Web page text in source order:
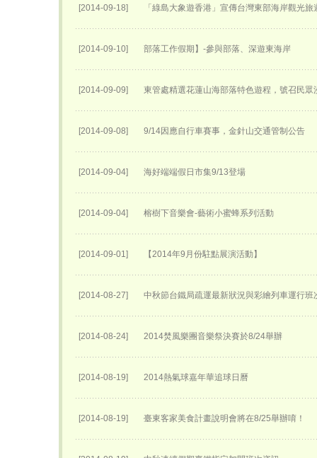
[2014-09-18] 「綠島大象遊香港」宣傳台灣東部海岸觀光
[2014-09-10] 部落工作假期】-參與部落、深遊東海岸
[2014-09-09] 東管處精選花蓮山海部落特色遊程，號召民
[2014-09-08] 9/14因應自行車賽事，金針山交通管制公告
[2014-09-04] 海好端端假日市集9/13登場
[2014-09-04] 榕樹下音樂會-藝術小蜜蜂系列活動
[2014-09-01] 【2014年9月份駐點展演活動】
[2014-08-27] 中秋節台鐵局疏運最新狀況與彩繪列車運行班
[2014-08-24] 2014焚風樂團音樂祭決賽於8/24舉辦
[2014-08-19] 2014熱氣球嘉年華追球日曆
[2014-08-19] 臺東客家美食計畫說明會將在8/25舉辦唷！